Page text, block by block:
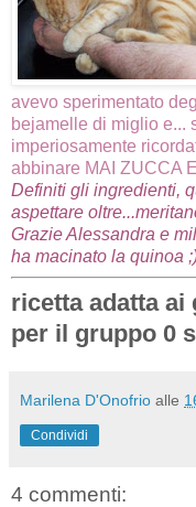
avevo sperimentato
bejamelle di miglio e...
imperiosamente
abbinare MAI ZUCCA
Definiti gli ingredienti,
aspettare
Grazie Alessandra e
ha macinato la quinoa
ricetta adatta ai
per il gruppo 0
Marilena D'Onofrio alle
Condividi
4 commenti: